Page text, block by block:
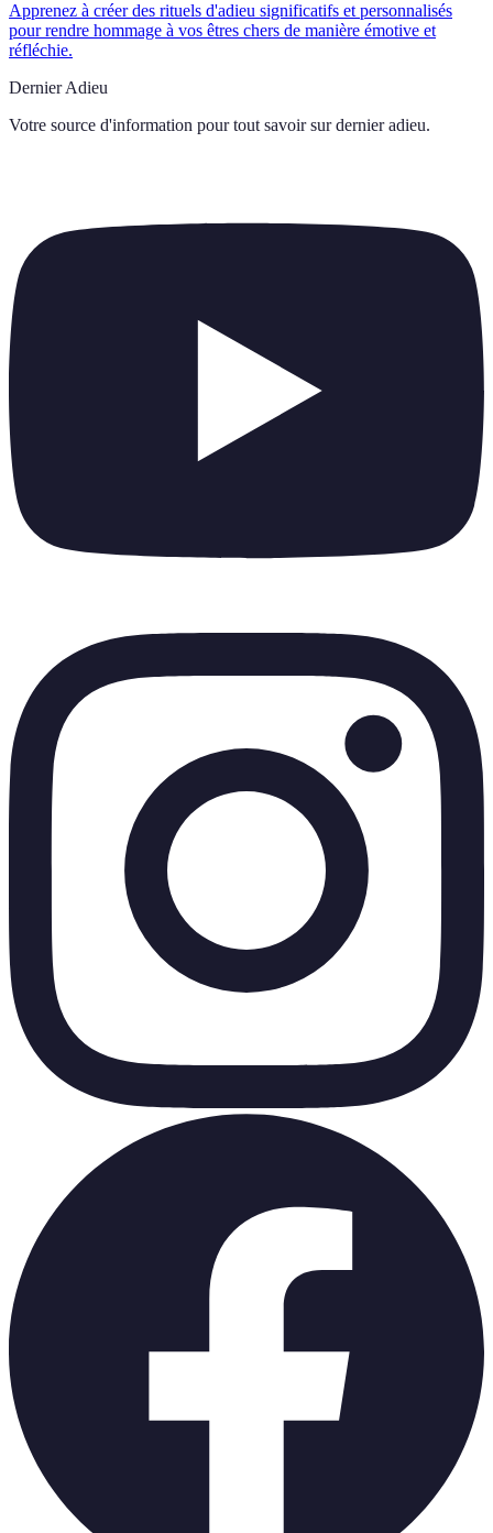
Apprenez à créer des rituels d'adieu significatifs et personnalisés
pour rendre hommage à vos êtres chers de manière émotive et
réfléchie.
Dernier Adieu
Votre source d'information pour tout savoir sur dernier adieu.